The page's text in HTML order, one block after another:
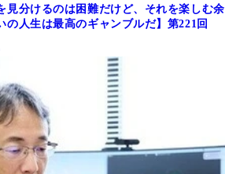
見分けるのは困難だけど、それを楽しむ余
の人生は最高のギャンブルだ】第221回